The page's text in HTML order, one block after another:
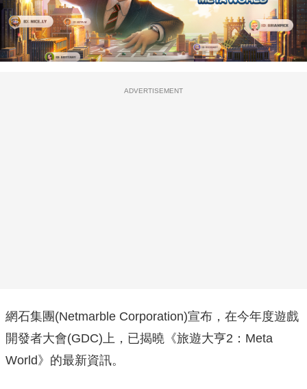
ADVERTISEMENT
網石集團(Netmarble Corporation)宣布， 在今年度遊戲
開發者大會(GDC)上，已揭曉《旅遊大亨2：Meta
World》的最新資訊。